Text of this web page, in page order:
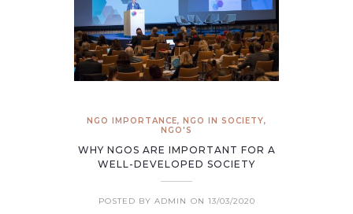
NGO IMPORTANCE, NGO IN SOCIETY,
NGO'S
WHY NGOS ARE IMPORTANT FOR A
WELL-DEVELOPED SOCIETY
POSTED BY ADMIN ON 13/03/2020